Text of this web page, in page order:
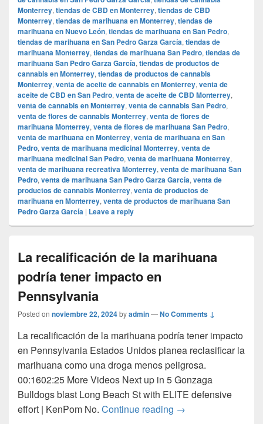
Monterrey, tiendas de CBD en Monterrey, tiendas de CBD
Monterrey, tiendas de marihuana en Monterrey, tiendas de
marihuana en Nuevo León, tiendas de marihuana en San Pedro,
tiendas de marihuana en San Pedro Garza García, tiendas de
marihuana Monterrey, tiendas de marihuana San Pedro, tiendas de
marihuana San Pedro Garza García, tiendas de productos de
cannabis en Monterrey, tiendas de productos de cannabis
Monterrey, venta de aceite de cannabis en Monterrey, venta de
aceite de CBD en San Pedro, venta de aceite de CBD Monterrey,
venta de cannabis en Monterrey, venta de cannabis San Pedro,
venta de flores de cannabis Monterrey, venta de flores de
marihuana Monterrey, venta de flores de marihuana San Pedro,
venta de marihuana en Monterrey, venta de marihuana en San
Pedro, venta de marihuana medicinal Monterrey, venta de
marihuana medicinal San Pedro, venta de marihuana Monterrey,
venta de marihuana recreativa Monterrey, venta de marihuana San
Pedro, venta de marihuana San Pedro Garza García, venta de
productos de cannabis Monterrey, venta de productos de
marihuana en Monterrey, venta de productos de marihuana San
Pedro Garza García | Leave a reply
La recalificación de la marihuana
podría tener impacto en
Pennsylvania
Posted on noviembre 22, 2024byadmin—No Comments ↓
La recalificación de la marihuana podría tener impacto
en Pennsylvania Estados Unidos planea reclasificar la
marihuana como una droga menos peligrosa.
00:1602:25 More Videos Next up in 5 Gonzaga
Bulldogs blast Long Beach St with ELITE defensive
effort | KenPom No. Continue reading La recalificación de
→